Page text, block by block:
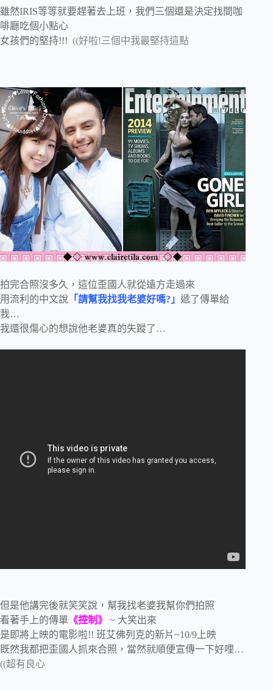
雖然IRIS等等就要趕著去上班，我們三個還是決定找間咖
啡廳吃個小點心
女孩們的堅持!!! ((好啦!三個中我最堅持這點
拍完合照沒多久，這位歪國人就從遠方走過來
用流利的中文說 「請幫我找我老婆好嗎?」 遞了傳單給
我…
我還很傷心的想說他老婆真的失蹤了…
但是他講完後就笑笑說，幫我找老婆我幫你們拍照
看著手上的傳單 《控制》
~ 大笑出來
是即將上映的電影啦!! 班艾佛列克的新片~10/9上映
既然我都把歪國人抓來合照，當然就順便宣傳一下好哩…
((超有良心